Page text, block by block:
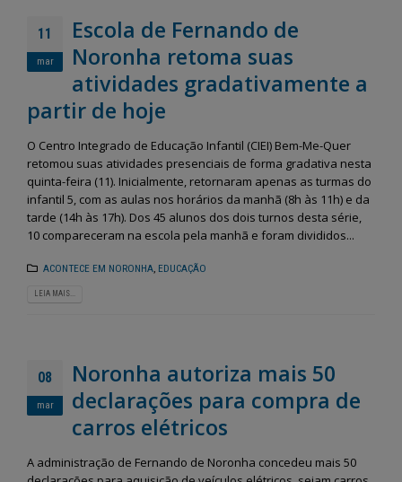
11
mar
Escola de Fernando de
Noronha retoma suas
atividades gradativamente a
partir de hoje
O Centro Integrado de Educação Infantil (CIEI) Bem-Me-Quer
retomou suas atividades presenciais de forma gradativa nesta
quinta-feira (11). Inicialmente, retornaram apenas as turmas do
infantil 5, com as aulas nos horários da manhã (8h às 11h) e da
tarde (14h às 17h). Dos 45 alunos dos dois turnos desta série,
10 compareceram na escola pela manhã e foram divididos...
ACONTECE EM NORONHA, EDUCAÇÃO
LEIA MAIS...
08
mar
Noronha autoriza mais 50
declarações para compra de
carros elétricos
A administração de Fernando de Noronha concedeu mais 50